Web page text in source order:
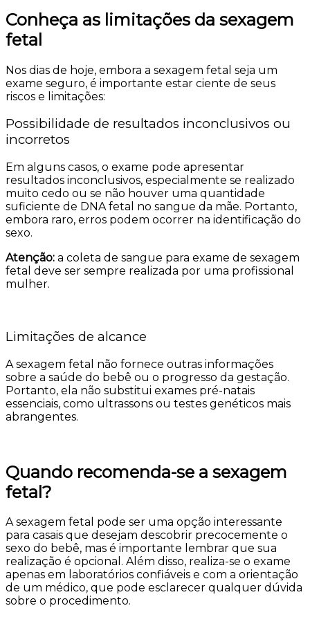
Conheça as limitações da sexagem
fetal
Nos dias de hoje, embora a sexagem fetal seja um
exame seguro, é importante estar ciente de seus
riscos e limitações:
Possibilidade de resultados inconclusivos ou
incorretos
Em alguns casos, o exame pode apresentar
resultados inconclusivos, especialmente se realizado
muito cedo ou se não houver uma quantidade
suficiente de DNA fetal no sangue da mãe. Portanto,
embora raro, erros podem ocorrer na identificação do
sexo.
Atenção: a coleta de sangue para exame de sexagem
fetal deve ser sempre realizada por uma profissional
mulher.
Limitações de alcance
A sexagem fetal não fornece outras informações
sobre a saúde do bebê ou o progresso da gestação.
Portanto, ela não substitui exames pré-natais
essenciais, como ultrassons ou testes genéticos mais
abrangentes.
Quando recomenda-se a sexagem
fetal?
A sexagem fetal pode ser uma opção interessante
para casais que desejam descobrir precocemente o
sexo do bebê, mas é importante lembrar que sua
realização é opcional. Além disso, realiza-se o exame
apenas em laboratórios confiáveis e com a orientação
de um médico, que pode esclarecer qualquer dúvida
sobre o procedimento.